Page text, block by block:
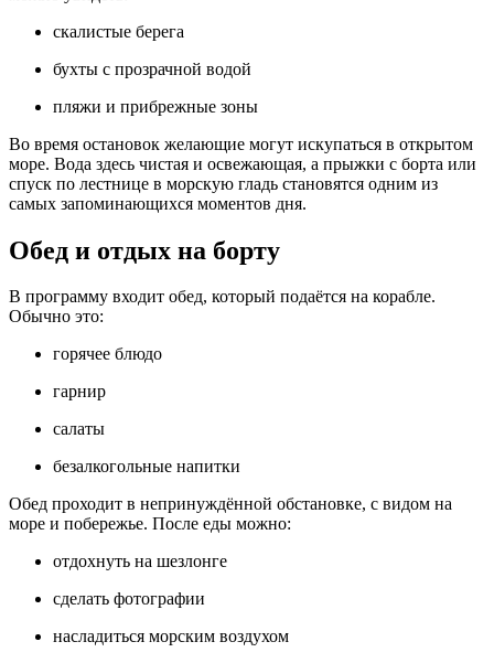
скалистые берега
бухты с прозрачной водой
пляжи и прибрежные зоны
Во время остановок желающие могут искупаться в открытом
море. Вода здесь чистая и освежающая, а прыжки с борта или
спуск по лестнице в морскую гладь становятся одним из
самых запоминающихся моментов дня.
Обед и отдых на борту
В программу входит обед, который подаётся на корабле.
Обычно это:
горячее блюдо
гарнир
салаты
безалкогольные напитки
Обед проходит в непринуждённой обстановке, с видом на
море и побережье. После еды можно:
отдохнуть на шезлонге
сделать фотографии
насладиться морским воздухом